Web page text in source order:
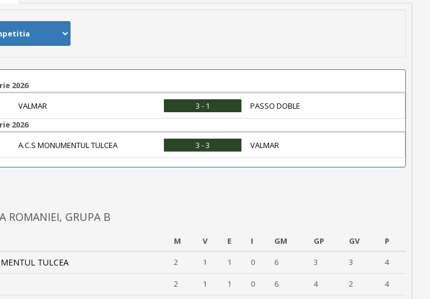
2026
VALMAR 3 - 1
PASSO DOBLE
2026
A.C.S MONUMENTUL TULCEA 3 - 3 VALMAR
ROMANIEI, GRUPA B
M V E I GM GP GV
P
TULCEA 2 1 1 0 6 3 3 4
2 1 1 0 6 4 2 4